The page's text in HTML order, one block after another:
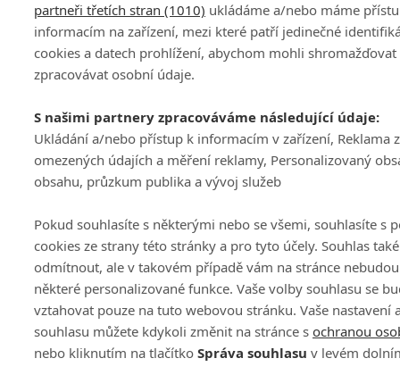
partneři třetích stran (1010) ukládáme a/nebo máme
informacím na zařízení, mezi které patří jedinečné
cookies a datech prohlížení, abychom mohli shromažďovat
zpracovávat osobní údaje.
S našimi partnery zpracováváme následující údaje:
Ukládání a/nebo přístup k informacím v zařízení, Reklama
omezených údajích a měření reklamy, Personalizovaný
obsahu, průzkum publika a vývoj služeb
Pokud souhlasíte s některými nebo se všemi, souhlasíte s
cookies ze strany této stránky a pro tyto účely. Souhlas
odmítnout, ale v takovém případě vám na stránce
některé personalizované funkce. Vaše volby souhlasu se
vztahovat pouze na tuto webovou stránku. Vaše nastavení
souhlasu můžete kdykoli změnit na stránce s ochranou
nebo kliknutím na tlačítko Správa souhlasu v levém